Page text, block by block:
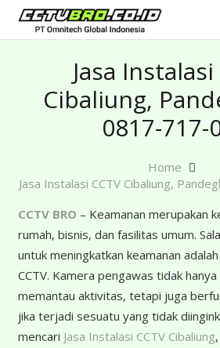
Jasa Instalasi
Cibaliung,
0817-717-
Home
Jasa Instalasi CCTV Cibaliung,
CCTV BRO – Keamanan merupakan
rumah, bisnis, dan fasilitas umum.
untuk meningkatkan keamanan
CCTV. Kamera pengawas tidak
memantau aktivitas, tetapi juga
jika terjadi sesuatu yang tidak
mencari Jasa Instalasi CCTV Cibaliung